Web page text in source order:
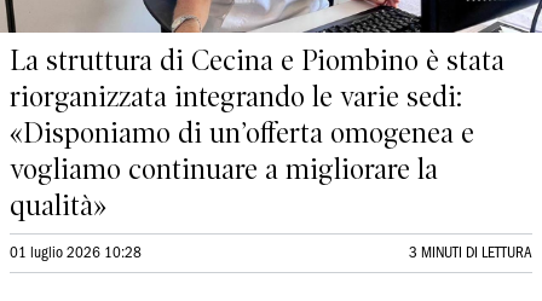
La struttura di Cecina e Piombino è stata
riorganizzata integrando le varie sedi:
«Disponiamo di un’offerta omogenea e
vogliamo continuare a migliorare la
qualità»
01 luglio 2026 10:28 3 MINUTI DI LETTURA